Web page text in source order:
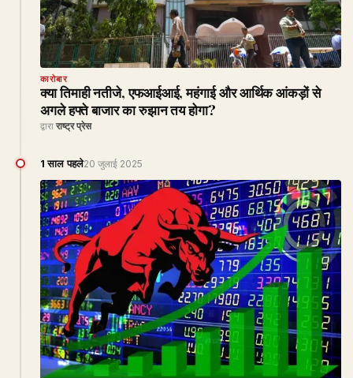
कारोबार
क्या तिमाही नतीजे, एफआईआई, महंगाई और आर्थिक आंकड़ों से
अगले हफ्ते बाजार का रुझान तय होगा?
द्वारा राष्ट्र प्रेस
1 साल पहले20 जुलाई 2025